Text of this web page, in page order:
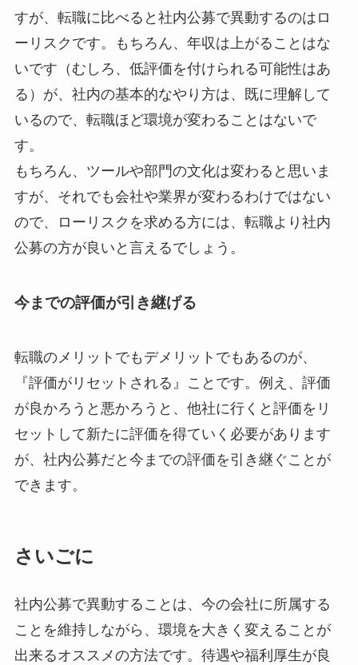
すが、転職に比べると社内公募で異動するのはロ
ーリスクです。もちろん、年収は上がることはな
いです（むしろ、低評価を付けられる可能性はあ
る）が、社内の基本的なやり方は、既に理解して
いるので、転職ほど環境が変わることはないで
す。
もちろん、ツールや部門の文化は変わると思いま
すが、それでも会社や業界が変わるわけではない
ので、ローリスクを求める方には、転職より社内
公募の方が良いと言えるでしょう。
今までの評価が引き継げる
転職のメリットでもデメリットでもあるのが、
『評価がリセットされる』ことです。例え、評価
が良かろうと悪かろうと、他社に行くと評価をリ
セットして新たに評価を得ていく必要があります
が、社内公募だと今までの評価を引き継ぐことが
できます。
さいごに
社内公募で異動することは、今の会社に所属する
ことを維持しながら、環境を大きく変えることが
出来るオススメの方法です。待遇や福利厚生が良